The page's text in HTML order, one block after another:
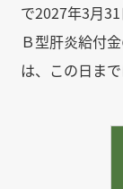
で2027年3月31
Ｂ型肝炎給付
は、この日ま